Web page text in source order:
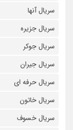
سریال آنها
سریال جزیره
سریال جوکر
سریال جیران
سریال حرفه ای
سریال خاتون
سریال خسوف